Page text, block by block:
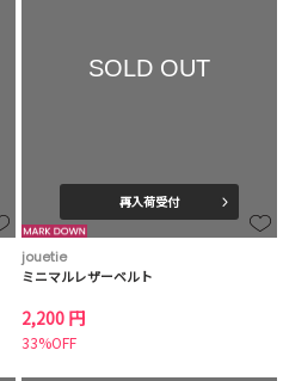
SOLD OUT
再入荷受付
jouetie
ミニマルレザーベルト
2,200 円
33%OFF